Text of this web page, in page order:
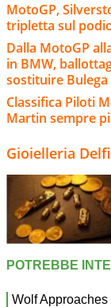
MotoGP,
tripletta sul
Dalla MotoGP
in BMW,
sostituire Bulega
Classifica Piloti
Martin sempre
Gioielleria